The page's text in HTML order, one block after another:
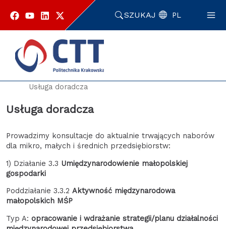
SZUKAJ PL
Strona główna
Usługa doradcza
Usługa doradcza
Prowadzimy konsultacje do aktualnie trwających naborów
dla mikro, małych i średnich przedsiębiorstw:
1) Działanie 3.3 Umiędzynarodowienie małopolskiej
gospodarki
Poddziałanie 3.3.2 Aktywność międzynarodowa
małopolskich MŚP
Typ A: opracowanie i wdrażanie strategii/planu działalności